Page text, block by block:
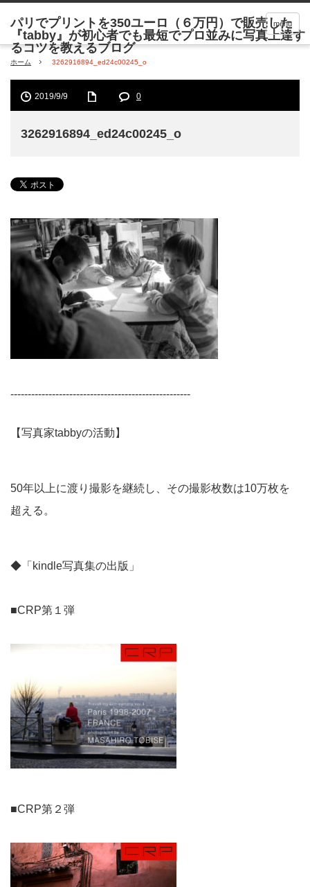
menu
ホーム 3262916894_ed24c00245_o
2019/9/9 0
3262916894_ed24c00245_o
----------------------------------------------------
【写真家tabbyの活動】
50年以上に渡り撮影を継続し、その撮影枚数は10万枚を
超える。
◆「kindle写真集の出版」
■CRP第１弾
■CRP第２弾